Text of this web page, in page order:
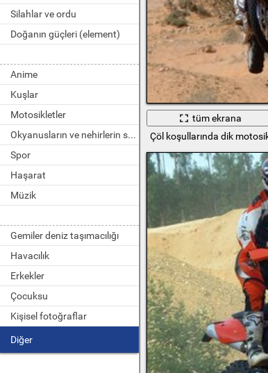
Silahlar ve ordu
Doğanın güçleri (element)
Anime
Kuşlar
Motosikletler
Okyanusların ve nehirlerin sakinleri
Spor
Haşarat
Müzik
Gemiler deniz taşımacılığı
Havacılık
Erkekler
Çocuksu
Kişisel fotoğraflar
Diğer
tüm ekrana
Çöl koşullarında dik